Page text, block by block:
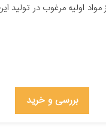
مواد اولیه مرغوب در تولید
بررسی و خرید